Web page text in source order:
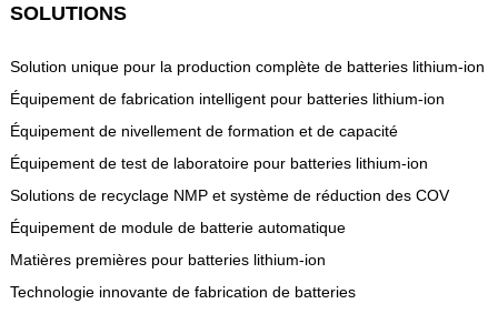
SOLUTIONS
Solution unique pour la production complète de batteries lithium-ion
Équipement de fabrication intelligent pour batteries lithium-ion
Équipement de nivellement de formation et de capacité
Équipement de test de laboratoire pour batteries lithium-ion
Solutions de recyclage NMP et système de réduction des COV
Équipement de module de batterie automatique
Matières premières pour batteries lithium-ion
Technologie innovante de fabrication de batteries